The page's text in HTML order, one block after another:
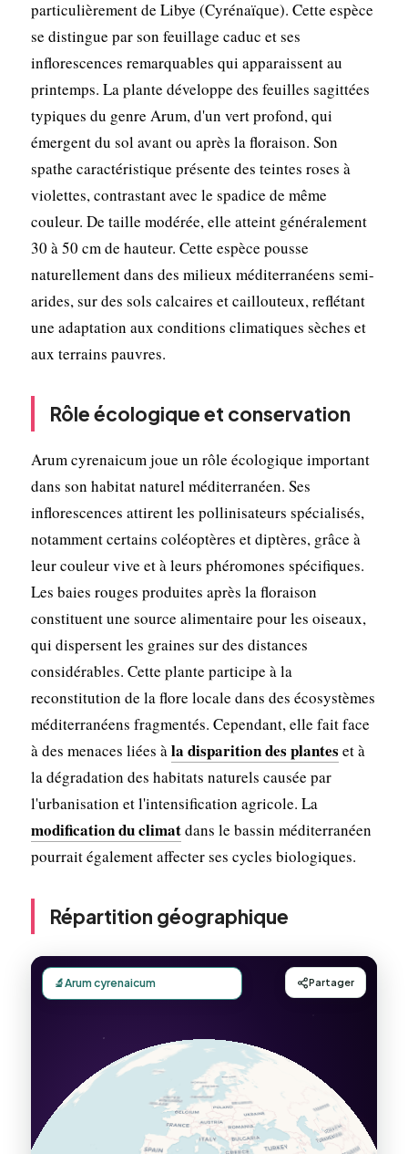
particulièrement de Libye (Cyrénaïque). Cette espèce
se distingue par son feuillage caduc et ses
inflorescences remarquables qui apparaissent au
printemps. La plante développe des feuilles sagittées
typiques du genre Arum, d'un vert profond, qui
émergent du sol avant ou après la floraison. Son
spathe caractéristique présente des teintes roses à
violettes, contrastant avec le spadice de même
couleur. De taille modérée, elle atteint généralement
30 à 50 cm de hauteur. Cette espèce pousse
naturellement dans des milieux méditerranéens semi-
arides, sur des sols calcaires et caillouteux, reflétant
une adaptation aux conditions climatiques sèches et
aux terrains pauvres.
Rôle écologique et conservation
Arum cyrenaicum joue un rôle écologique important
dans son habitat naturel méditerranéen. Ses
inflorescences attirent les pollinisateurs spécialisés,
notamment certains coléoptères et diptères, grâce à
leur couleur vive et à leurs phéromones spécifiques.
Les baies rouges produites après la floraison
constituent une source alimentaire pour les oiseaux,
qui dispersent les graines sur des distances
considérables. Cette plante participe à la
reconstitution de la flore locale dans des écosystèmes
méditerranéens fragmentés. Cependant, elle fait face
à des menaces liées àla disparition des plantes et à
la dégradation des habitats naturels causée par
l'urbanisation et l'intensification agricole. La
modification du climatdans le bassin méditerranéen
pourrait également affecter ses cycles biologiques.
Répartition géographique